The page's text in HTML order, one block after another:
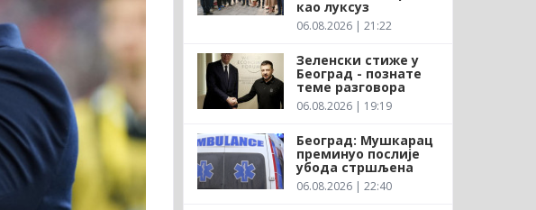
као луксуз
06.08.2026 | 21:22
Зеленски стиже у
Београд - познате
теме разговора
06.08.2026 | 19:19
Београд: Мушкарац
преминуо послије
убода стршљена
06.08.2026 | 22:40